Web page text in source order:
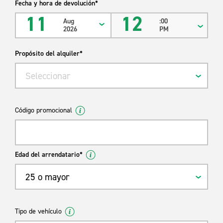
Fecha y hora de devolución*
11
Aug
2026
12
:00
PM
Propósito del alquiler*
Seleccionar
Código promocional
Edad del arrendatario*
25 o mayor
Tipo de vehículo